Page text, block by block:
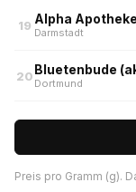
19 Alpha
Darmstadt
20
Dortmund
Preis pro Gramm (g).